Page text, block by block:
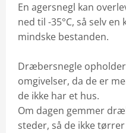
En agersnegl kan
ned til -35°C, så selv
mindske bestanden.
Dræbersnegle
omgivelser, da de er
de ikke har et hus.
Om dagen gemmer
steder, så de ikke